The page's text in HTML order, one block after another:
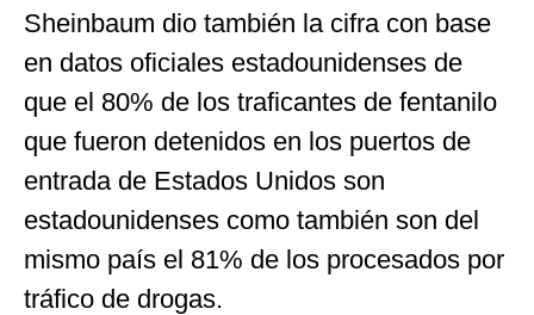
Sheinbaum dio también la cifra con base
en datos oficiales estadounidenses de
que el 80% de los traficantes de fentanilo
que fueron detenidos en los puertos de
entrada de Estados Unidos son
estadounidenses como también son del
mismo país el 81% de los procesados por
tráfico de drogas.